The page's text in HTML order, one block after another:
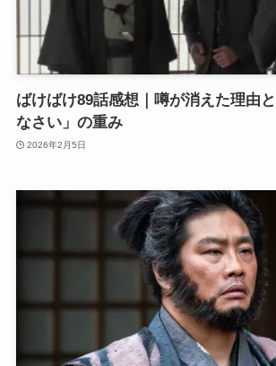
ばけばけ89話感想｜噂が消えた理由
なさい」の重み
2026年2月5日